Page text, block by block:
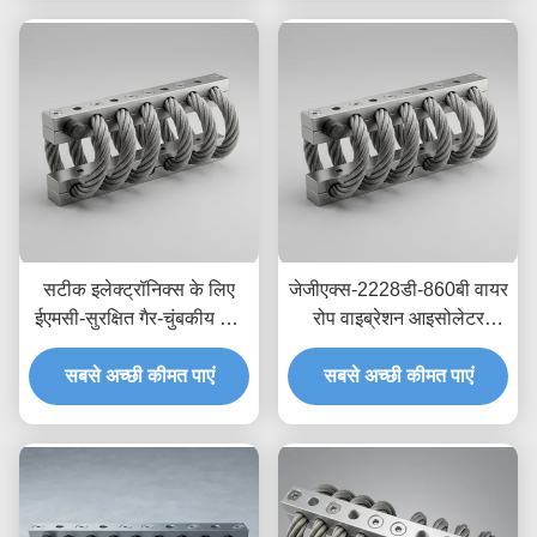
सटीक इलेक्ट्रॉनिक्स के लिए
ईएमसी-सुरक्षित गैर-चुंबकीय तार
रस्सी आइसोलेटर JGX-
2228D-665B क्षणिक शॉक
डिसिपेशन माउंट
सबसे अच्छी कीमत पाएं
जेजीएक्स-2228डी-860बी वायर
रोप वाइब्रेशन आइसोलेटर
स्टेनलेस स्टील लंबी सेवा जीवन
औद्योगिक शॉक एब्जॉर्बर
सबसे अच्छी कीमत पाएं